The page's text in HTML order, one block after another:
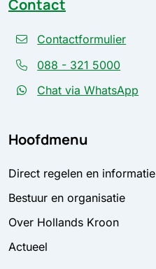
Contact
Contactformulier
088 - 321 5000
Chat via WhatsApp
Hoofdmenu
Direct regelen en informatie
Bestuur en organisatie
Over Hollands Kroon
Actueel